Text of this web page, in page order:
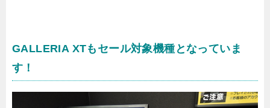
GALLERIA XTもセール対象機種となっていま
す！